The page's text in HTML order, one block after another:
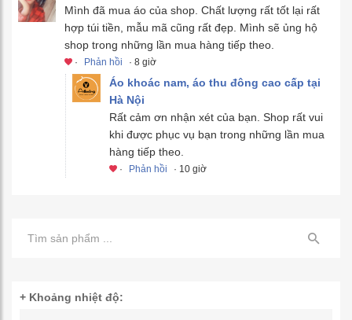
Mình đã mua áo của shop. Chất lượng rất tốt lại rất
hợp túi tiền, mẫu mã cũng rất đẹp. Mình sẽ ủng hộ
shop trong những lần mua hàng tiếp theo.
· Phản hồi · 8 giờ
Áo khoác nam, áo thu đông cao cấp tại
Hà Nội
Rất cảm ơn nhận xét của bạn. Shop rất vui
khi được phục vụ bạn trong những lần mua
hàng tiếp theo.
· Phản hồi · 10 giờ
+ Khoảng nhiệt độ: